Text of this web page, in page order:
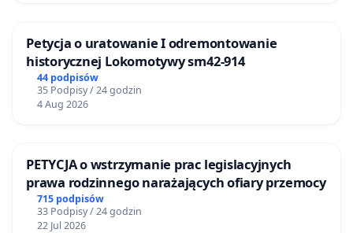
Petycja o uratowanie I odremontowanie
historycznej Lokomotywy sm42-914
44 podpisów
35 Podpisy / 24 godzin
4 Aug 2026
PETYCJA o wstrzymanie prac legislacyjnych
prawa rodzinnego narażających ofiary przemocy
715 podpisów
33 Podpisy / 24 godzin
22 Jul 2026